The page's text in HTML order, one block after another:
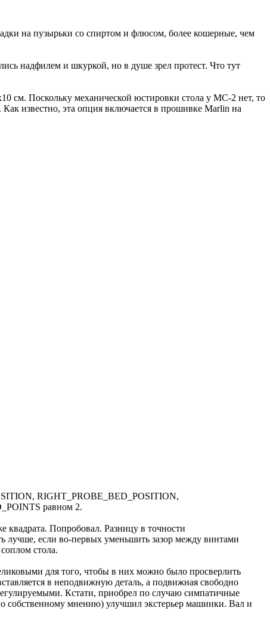
на пузырьки со спиртом и флюсом, более кошерные, чем
надфилем и шкуркой, но в душе зрел протест. Что тут
см. Поскольку механической юстировки стола у MC-2 нет, то
известно, эта опция включается в прошивке Marlin на
RIGHT_PROBE_BED_POSITION,
равном 2.
Попробовал. Разницу в точности
лучше, если во-первых уменьшить зазор между винтами
стола.
для того, чтобы в них можно было просверлить
в неподвижную деталь, а подвижная свободно
Кстати, приобрел по случаю симпатичные
собственному мнению) улучшил экстерьер машинки. Вал и